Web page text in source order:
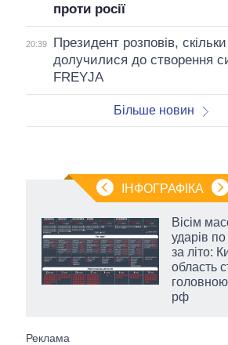
проти росії
20:39
Президент розповів, скільки
долучилися до створення
FREYJA
Більше новин
ІНФОГРАФІКА
Вісім
ударів по
за літо:
область
рф